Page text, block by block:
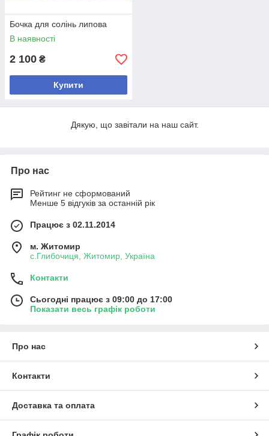
Бочка для солінь липова
В наявності
2 100 ₴
Купити
Дякую, що завітали на наш сайт.
Про нас
Рейтинг не сформований
Менше 5 відгуків за останній рік
Працює з 02.11.2014
м. Житомир
с.Глибочиця, Житомир, Україна
Контакти
Сьогодні працює з 09:00 до 17:00
Показати весь графік роботи
Про нас
Контакти
Доставка та оплата